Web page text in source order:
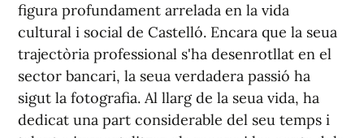
figura profundament arrelada en la vida
cultural i social de Castelló. Encara que la seua
trajectòria professional s'ha desenrotllat en el
sector bancari, la seua verdadera passió ha
sigut la fotografia. Al llarg de la seua vida, ha
dedicat una part considerable del seu temps i